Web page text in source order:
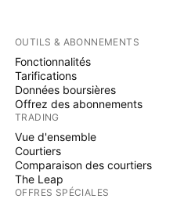
OUTILS & ABONNEMENTS
Fonctionnalités
Tarifications
Données boursières
Offrez des abonnements
TRADING
Vue d'ensemble
Courtiers
Comparaison des courtiers
The Leap
OFFRES SPÉCIALES